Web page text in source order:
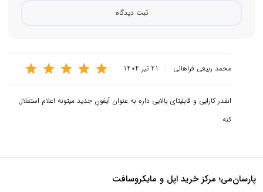
ثبت دیدگاه
محمد ربیعی فراهانی 21 تیر 1404
انقدر کارایی و قابلیتای بالایی داره به عنوان آیفونِ جدید میتونه اعلام استقلال
کنه
پارسان‌می؛ مرکز خرید اپل و مایکروسافت